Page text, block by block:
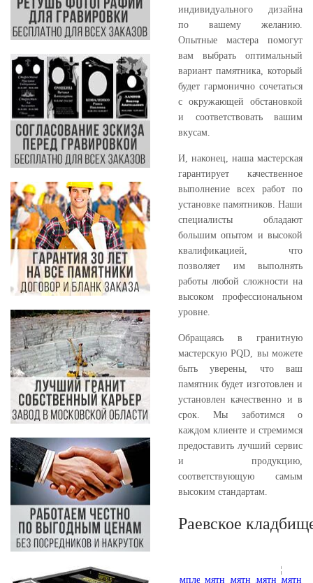
индивидуального дизайна
по вашему желанию.
Опытные мастера помогут
вам выбрать оптимальный
вариант памятника, который
будет гармонично сочетаться
с окружающей обстановкой
и соответствовать вашим
вкусам.
И, наконец, наша мастерская
гарантирует качественное
выполнение всех работ по
установке памятников. Наши
специалисты обладают
большим опытом и высокой
квалификацией, что
позволяет им выполнять
работы любой сложности на
высоком профессиональном
уровне.
Обращаясь в гранитную
мастерскую PQD, вы можете
быть уверены, что ваш
памятник будет изготовлен и
установлен качественно и в
срок. Мы заботимся о
каждом клиенте и стремимся
предоставить лучший сервис
и продукцию,
соответствующую самым
высоким стандартам.
Раевское